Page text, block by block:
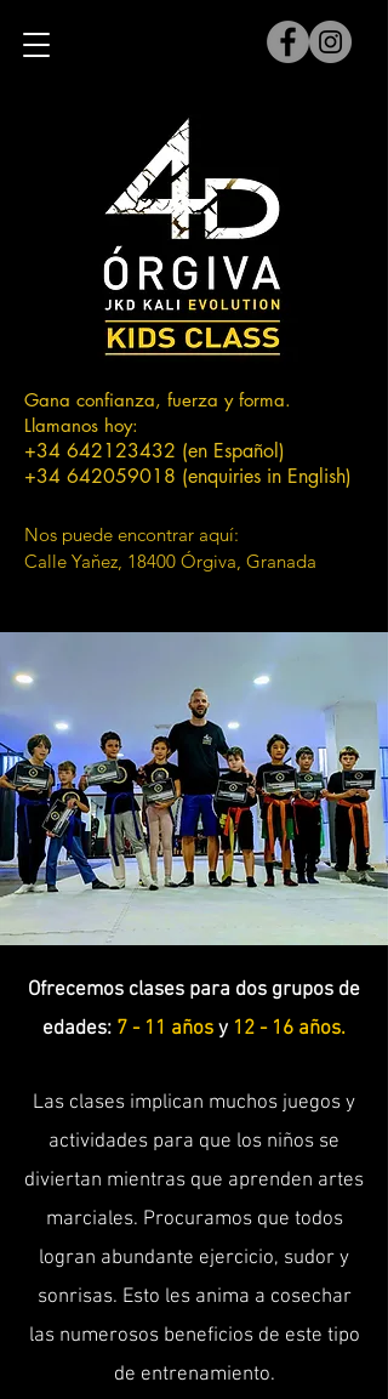
Gana confianza, fuerza y forma.
Llamanos hoy:
+34 642123432 (en Español)
+34 642059018 (enquiries in English)
Nos puede encontrar aquí:
Calle Yaňez, 18400 Órgiva, Granada
Ofrecemos clases para dos grupos de
edades: 7 - 11 años y 12 - 16 años.
Las clases implican muchos juegos y
actividades para que los niños se
diviertan mientras que aprenden artes
marciales. Procuramos que todos
logran abundante ejercicio, sudor y
sonrisas. Esto les anima a cosechar
las numerosos beneficios de este tipo
de entrenamiento.